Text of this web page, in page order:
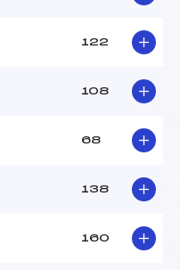
122
108
68
138
160